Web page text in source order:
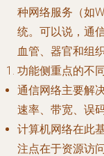
种网络服务（如
统。可以说，通
血管、器官和组
功能侧重点的不
通信网络主要解
速率、带宽、误
计算机网络在此
注点在于资源访